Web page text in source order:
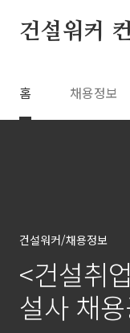
건설워커
홈 채용정보
건설워커/채용정보
<건설취
설사 채